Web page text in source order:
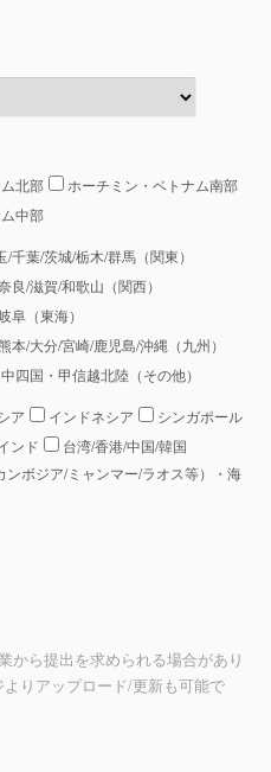
北部
ホーチミン・ベトナム南部
中部
千葉/茨城/栃木/群馬（関東）
良/滋賀/和歌山（関西）
阜（東海）
本/大分/宮崎/鹿児島/沖縄（九州）
四国・甲信越北陸（その他）
ア インドネシア
シンガポール
ンド
台湾/香港/中国/韓国
ンボジア/ミャンマー/ラオス等）・海
から提出を求められる場合があり
りアップロード/更新も可能で